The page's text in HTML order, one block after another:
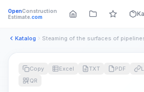
OpenConstruction
Estimate.com
Katalog
Copy Excel TXT PDF
QR